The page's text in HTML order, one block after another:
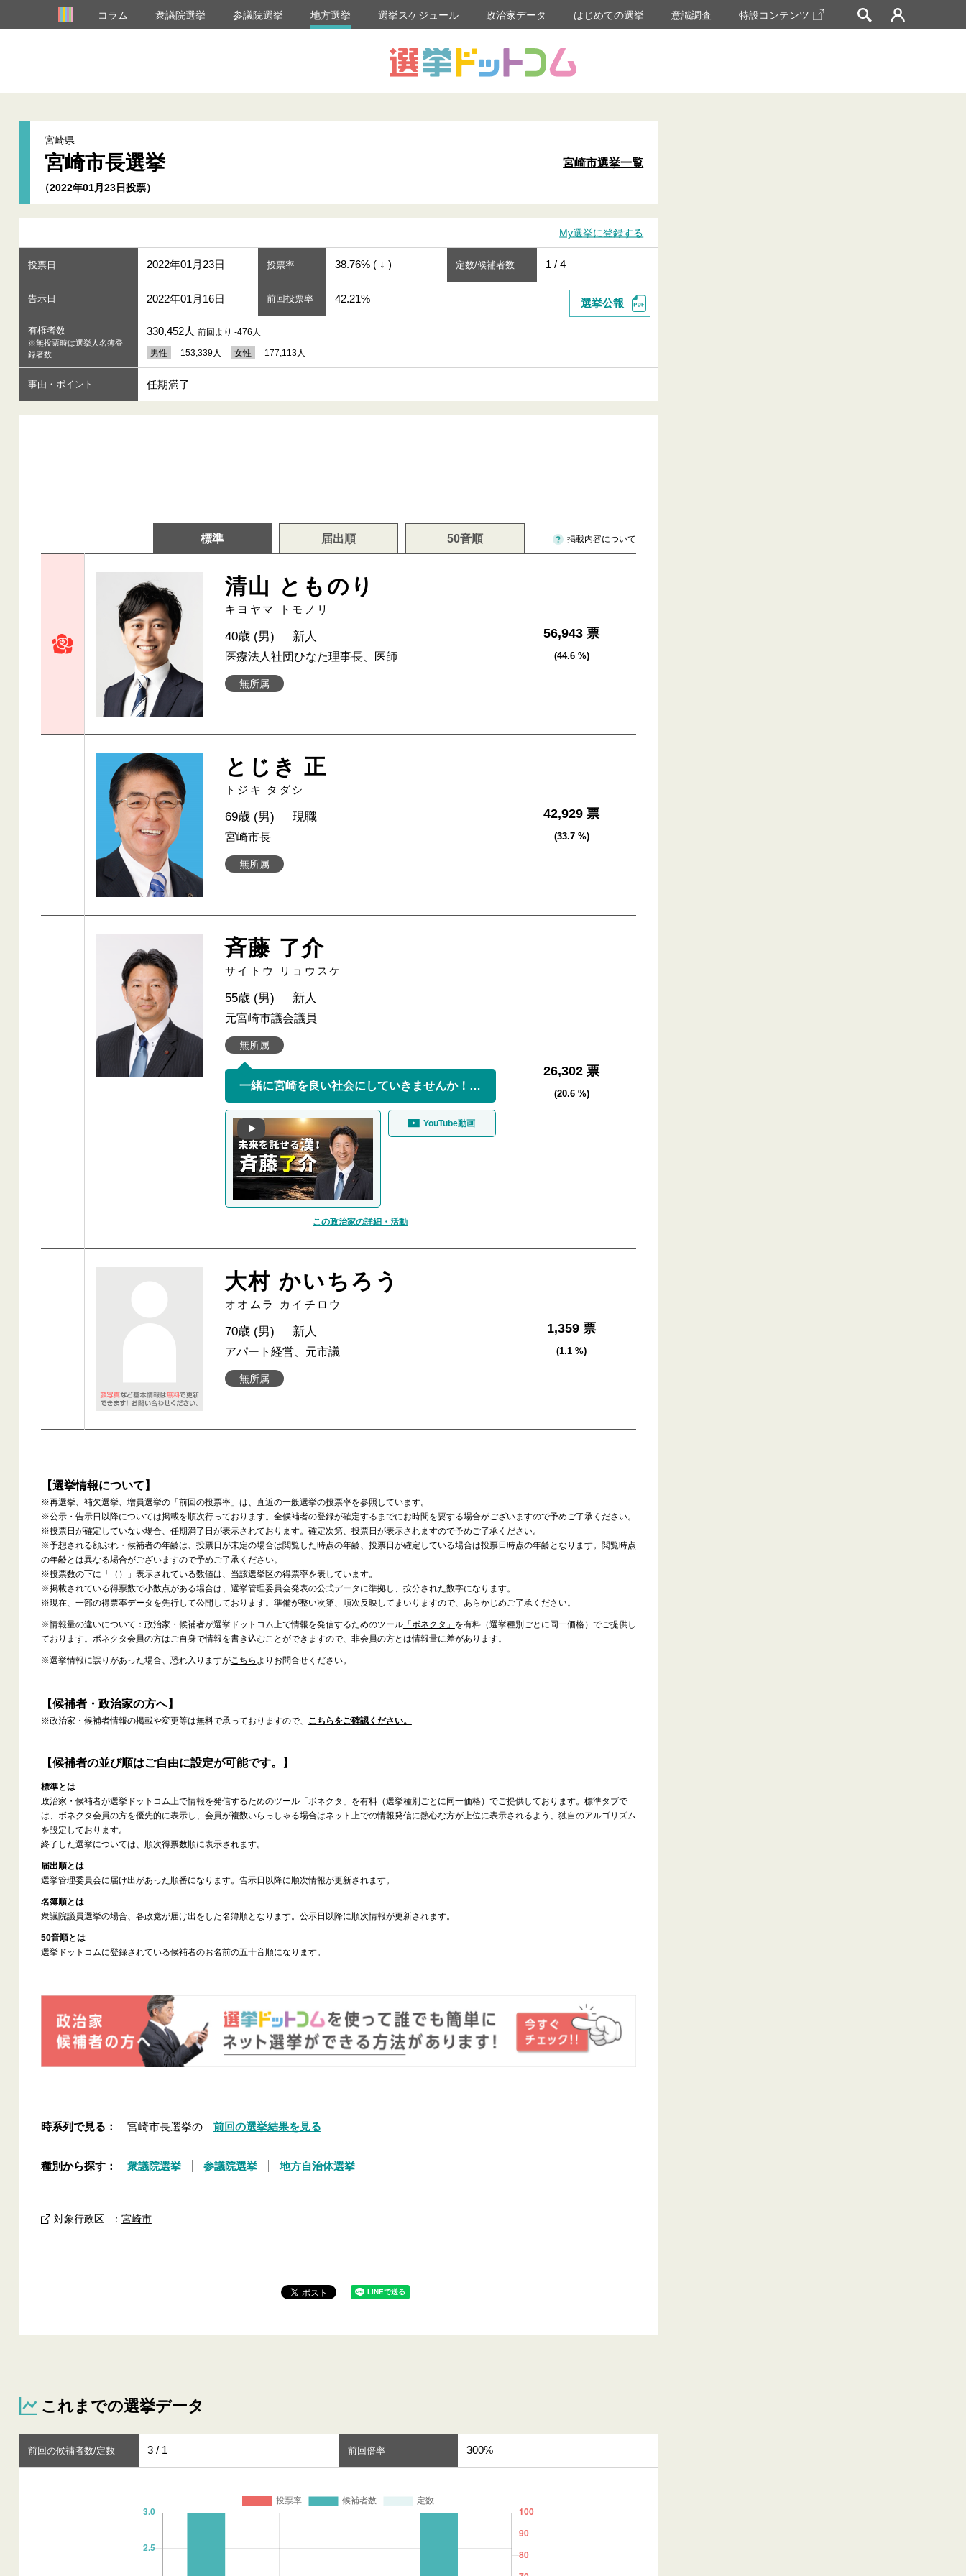
コラム 衆議院選挙 参議院選挙 地方選挙 選挙スケジュール 政治家データ はじめての選挙 意識調査 特設コンテンツ
宮崎県
宮崎市長選挙
（2022年01月23日投票）
宮崎市選挙一覧
My選挙に登録する
投票日 2022年01月23日 投票率 38.76% ( ↓ ) 定数/候補者数 1 / 4
告示日 2022年01月16日 前回投票率 42.21% 選挙公報
有権者数
※無投票時は選挙人名簿登
録者数
330,452人 前回より -476人
男性 153,339人 女性 177,113人
事由・ポイント 任期満了
標準 届出順 50音順 掲載内容について
清山 とものり
キヨヤマ トモノリ
無所属
40歳 (男) 新人
医療法人社団ひなた理事長、医師
56,943 票
(44.6 %)
とじき 正
トジキ タダシ
無所属
69歳 (男) 現職
宮崎市長
42,929 票
(33.7 %)
斉藤 了介
サイトウ リョウスケ
無所属
55歳 (男) 新人
元宮崎市議会議員
一緒に宮崎を良い社会にしていきませんか！ 「斉藤...
YouTube動画
この政治家の詳細・活動
26,302 票
(20.6 %)
大村 かいちろう
オオムラ カイチロウ
無所属
70歳 (男) 新人
アパート経営、元市議
1,359 票
(1.1 %)
【選挙情報について】
※再選挙、補欠選挙、増員選挙の「前回の投票率」は、直近の一般選挙の投票率を参照しています。
※公示・告示日以降については掲載を順次行っております。全候補者の登録が確定するまでにお時間を要する場合がございますので予めご了承ください。
※投票日が確定していない場合、任期満了日が表示されております。確定次第、投票日が表示されますので予めご了承ください。
※予想される顔ぶれ・候補者の年齢は、投票日が未定の場合は閲覧した時点の年齢、投票日が確定している場合は投票日時点の年齢となります。閲覧時点
の年齢とは異なる場合がございますので予めご了承ください。
※投票数の下に「（）」表示されている数値は、当該選挙区の得票率を表しています。
※掲載されている得票数で小数点がある場合は、選挙管理委員会発表の公式データに準拠し、按分された数字になります。
※現在、一部の得票率データを先行して公開しております。準備が整い次第、順次反映してまいりますので、あらかじめご了承ください。
※情報量の違いについて：政治家・候補者が選挙ドットコム上で情報を発信するためのツール「ボネクタ」 を有料（選挙種別ごとに同一価格）でご提供し
ております。ボネクタ会員の方はご自身で情報を書き込むことができますので、非会員の方とは情報量に差があります。
※選挙情報に誤りがあった場合、恐れ入りますがこちら よりお問合せください。
【候補者・政治家の方へ】
※政治家・候補者情報の掲載や変更等は無料で承っておりますので、 こちらをご確認ください。
【候補者の並び順はご自由に設定が可能です。】
標準とは
政治家・候補者が選挙ドットコム上で情報を発信するためのツール「ボネクタ」を有料（選挙種別ごとに同一価格）でご提供しております。標準タブで
は、ボネクタ会員の方を優先的に表示し、会員が複数いらっしゃる場合はネット上での情報発信に熱心な方が上位に表示されるよう、独自のアルゴリズム
を設定しております。
終了した選挙については、順次得票数順に表示されます。
届出順とは
選挙管理委員会に届け出があった順番になります。告示日以降に順次情報が更新されます。
名簿順とは
衆議院議員選挙の場合、各政党が届け出をした名簿順となります。公示日以降に順次情報が更新されます。
50音順とは
選挙ドットコムに登録されている候補者のお名前の五十音順になります。
時系列で見る： 宮崎市長選挙の 前回の選挙結果を見る
種別から探す： 衆議院選挙 参議院選挙 地方自治体選挙
対象行政区 ： 宮崎市
これまでの選挙データ
前回の候補者数/定数 3 / 1 前回倍率 300%